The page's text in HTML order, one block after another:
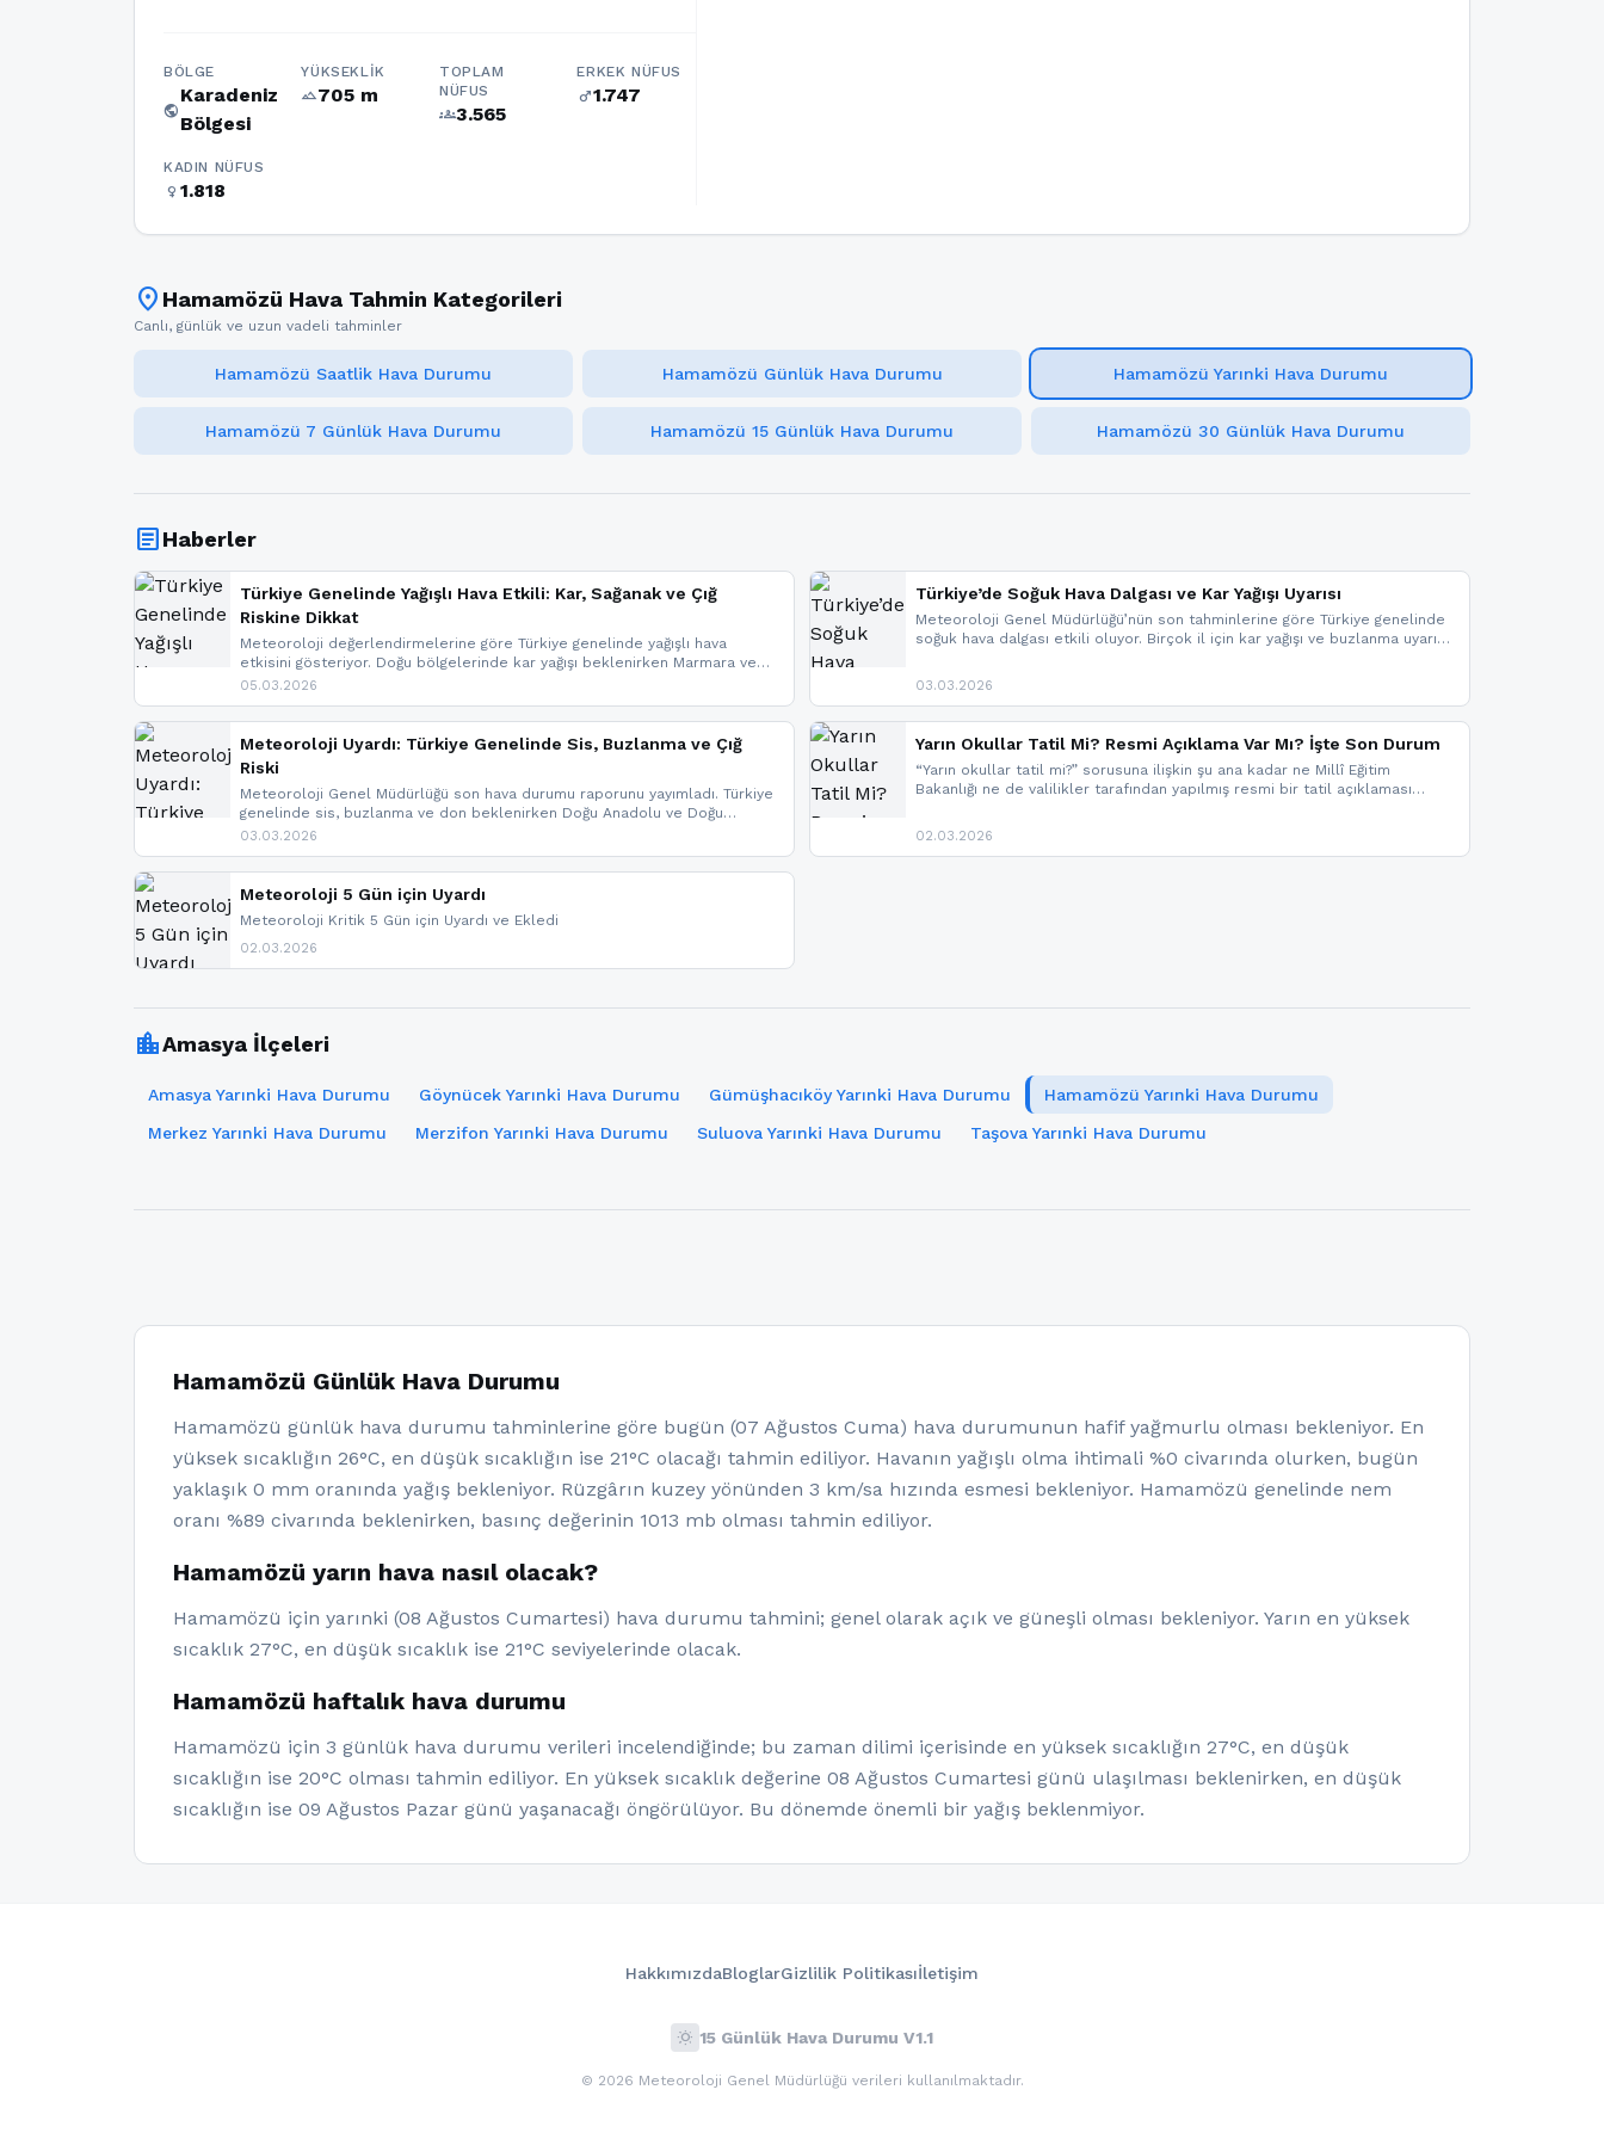
BÖLGE
public
Karadeniz
Bölgesi
YÜKSEKLIK
terrain705 m
TOPLAM
NÜFUS
groups3.565
ERKEK NÜFUS
male1.747
KADIN NÜFUS
female 1.818
location_on Hamamözü Hava Tahmin Kategorileri
Canlı, günlük ve uzun vadeli tahminler
Hamamözü Saatlik Hava Durumu Hamamözü Günlük Hava Durumu Hamamözü Yarınki Hava Durumu
Hamamözü 7 Günlük Hava Durumu Hamamözü 15 Günlük Hava Durumu Hamamözü 30 Günlük Hava Durumu
articleHaberler
Türkiye Genelinde Yağışlı Hava Etkili: Kar, Sağanak ve Çığ
Riskine Dikkat
Meteoroloji değerlendirmelerine göre Türkiye genelinde yağışlı hava
etkisini gösteriyor. Doğu bölgelerinde kar yağışı beklenirken Marmara ve
Kuzey Ege’de sağanak yağmur, yüksek kesimlerde ise çığ tehlikesi
yaşanabileceği belirtiliyor.
05.03.2026
Türkiye’de Soğuk Hava Dalgası ve Kar Yağışı Uyarısı
Meteoroloji Genel Müdürlüğü’nün son tahminlerine göre Türkiye genelinde
soğuk hava dalgası etkili oluyor. Birçok il için kar yağışı ve buzlanma uyarısı
03.03.2026
Meteoroloji Uyardı: Türkiye Genelinde Sis, Buzlanma ve Çığ
Riski
Meteoroloji Genel Müdürlüğü son hava durumu raporunu yayımladı. Türkiye
genelinde sis, buzlanma ve don beklenirken Doğu Anadolu ve Doğu
Karadeniz’in yüksek kesimlerinde çığ riski uyarısı yapıldı. İşte son dakika
03.03.2026
Yarın Okullar Tatil Mi? Resmi Açıklama Var Mı? İşte Son Durum
“Yarın okullar tatil mi?” sorusuna ilişkin şu ana kadar ne Millî Eğitim
Bakanlığı ne de valilikler tarafından yapılmış resmi bir tatil açıklaması
paylaşacağız. En hızlı şekilde haberdar olmak için sitemizi takip edebilir ve
02.03.2026
Meteoroloji 5 Gün için Uyardı
Meteoroloji Kritik 5 Gün için Uyardı ve Ekledi
02.03.2026
location_cityAmasya İlçeleri
Amasya Yarınki Hava Durumu Göynücek Yarınki Hava Durumu Gümüşhacıköy Yarınki Hava Durumu
Hamamözü Yarınki Hava Durumu
Merkez Yarınki Hava Durumu
Merzifon Yarınki Hava Durumu Suluova Yarınki Hava Durumu Taşova Yarınki Hava Durumu
Hamamözü Günlük Hava Durumu
Hamamözü günlük hava durumu tahminlerine göre bugün (07 Ağustos Cuma) hava durumunun hafif yağmurlu olması bekleniyor. En
yüksek sıcaklığın 26°C, en düşük sıcaklığın ise 21°C olacağı tahmin ediliyor. Havanın yağışlı olma ihtimali %0 civarında olurken, bugün
yaklaşık 0 mm oranında yağış bekleniyor. Rüzgârın kuzey yönünden 3 km/sa hızında esmesi bekleniyor. Hamamözü genelinde nem
oranı %89 civarında beklenirken, basınç değerinin 1013 mb olması tahmin ediliyor.
Hamamözü yarın hava nasıl olacak?
Hamamözü için yarınki (08 Ağustos Cumartesi) hava durumu tahmini; genel olarak açık ve güneşli olması bekleniyor. Yarın en yüksek
sıcaklık 27°C, en düşük sıcaklık ise 21°C seviyelerinde olacak.
Hamamözü haftalık hava durumu
Hamamözü için 3 günlük hava durumu verileri incelendiğinde; bu zaman dilimi içerisinde en yüksek sıcaklığın 27°C, en düşük
sıcaklığın ise 20°C olması tahmin ediliyor. En yüksek sıcaklık değerine 08 Ağustos Cumartesi günü ulaşılması beklenirken, en düşük
sıcaklığın ise 09 Ağustos Pazar günü yaşanacağı öngörülüyor. Bu dönemde önemli bir yağış beklenmiyor.
HakkımızdaBloglarGizlilik Politikasıİletişim
wb_sunny 15 Günlük Hava Durumu V1.1
© 2026 Meteoroloji Genel Müdürlüğü verileri kullanılmaktadır.